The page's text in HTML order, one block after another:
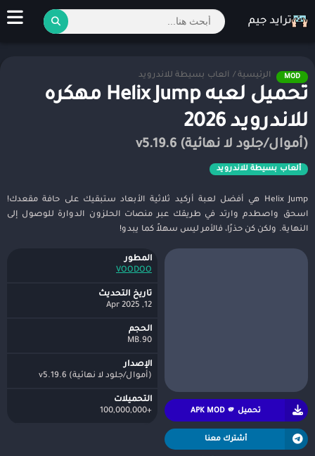
MOD الرئيسية / ألعاب بسيطة للاندرويد
تحميل لعبه Helix Jump مهكره
للاندرويد 2026
(أموال/جلود لا نهائية) v5.19.6
ألعاب بسيطة للاندرويد
Helix Jump هي أفضل لعبة أركيد ثلاثية الأبعاد ستبقيك على حافة مقعدك!
اسحق واصطدم وارتد في طريقك عبر منصات الحلزون الدوارة للوصول إلى
النهاية. ولكن كن حذرًا، فالأمر ليس سهلاً كما يبدو!
تحميل APK MOD 🫵
أشترك معنا
المطور
VOODOO‏
تاريخ التحديث
12, 2025 Apr
الحجم
90.MB
الإصدار
(أموال/جلود لا نهائية) v5.19.6
التحميلات
+100,000,000